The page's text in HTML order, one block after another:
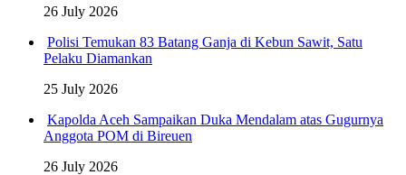
26 July 2026
Polisi Temukan 83 Batang Ganja di Kebun Sawit, Satu
Pelaku Diamankan
25 July 2026
Kapolda Aceh Sampaikan Duka Mendalam atas Gugurnya
Anggota POM di Bireuen
26 July 2026